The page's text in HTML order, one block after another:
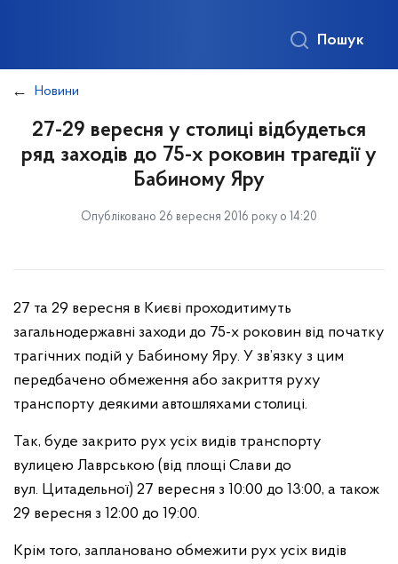
Пошук
Новини
27-29 вересня у столиці відбудеться
ряд заходів до 75-х роковин трагедії у
Бабиному Яру
Опубліковано 26 вересня 2016 року о 14:20
27 та 29 вересня в Києві проходитимуть
загальнодержавні заходи до 75-х роковин від початку
трагічних подій у Бабиному Яру. У зв’язку з цим
передбачено обмеження або закриття руху
транспорту деякими автошляхами столиці.
Так, буде закрито рух усіх видів транспорту
вулицею Лаврською (від площі Слави до
вул. Цитадельної) 27 вересня з 10:00 до 13:00, а також
29 вересня з 12:00 до 19:00.
Крім того, заплановано обмежити рух усіх видів